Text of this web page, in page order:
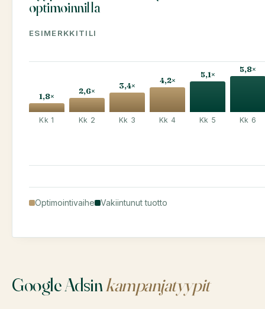
optimoinnilla
ESIMERKKITILI
1,8×
Kk 1
2,6×
Kk 2
3,4×
Kk 3
4,2×
Kk 4
5,1×
Kk 5
5,8×
Kk 6
Optimointivaihe Vakiintunut tuotto
Google Adsinkampanjatyypit